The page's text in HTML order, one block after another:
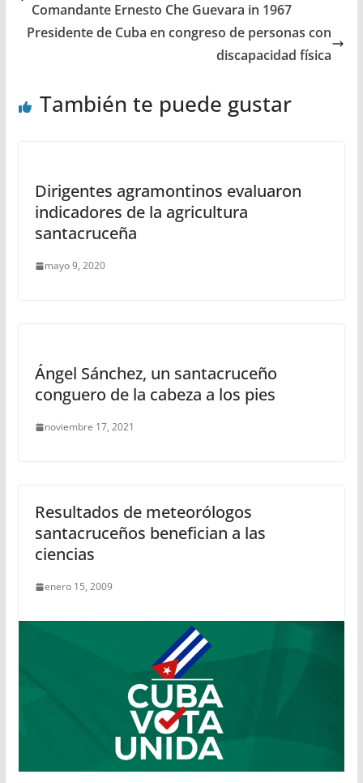
Comandante Ernesto Che Guevara in 1967
Presidente de Cuba en congreso de personas con
discapacidad física
También te puede gustar
Dirigentes agramontinos evaluaron
indicadores de la agricultura
santacruceña
mayo 9, 2020
Ángel Sánchez, un santacruceño
conguero de la cabeza a los pies
noviembre 17, 2021
Resultados de meteorólogos
santacruceños benefician a las
ciencias
enero 15, 2009